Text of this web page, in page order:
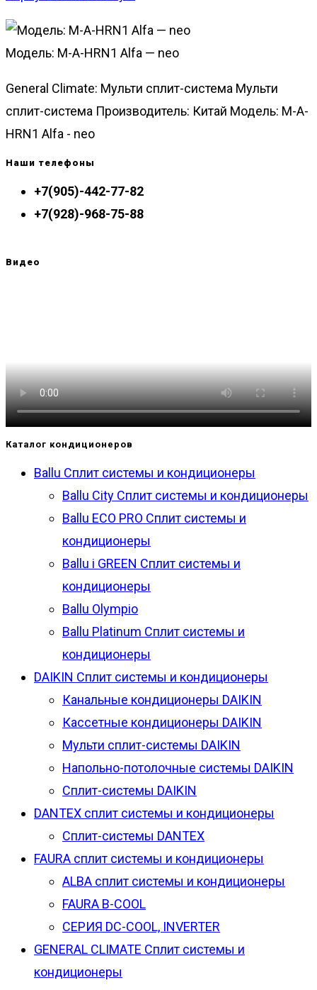
Модель: M-A-HRN1 Аlfa — neo
General Climate: Мульти сплит-система Мульти
сплит-система Производитель: Китай Модель: M-A-
HRN1 Аlfa - neo
Наши телефоны
+7(905)-442-77-82
+7(928)-968-75-88
Видео
Каталог кондиционеров
Ballu Сплит системы и кондиционеры
Ballu City Сплит системы и кондиционеры
Ballu ECO PRO Сплит системы и
кондиционеры
Ballu i GREEN Сплит системы и
кондиционеры
Ballu Olympio
Ballu Platinum Сплит системы и
кондиционеры
DAIKIN Сплит системы и кондиционеры
Канальные кондиционеры DAIKIN
Кассетные кондиционеры DAIKIN
Мульти сплит-системы DAIKIN
Напольно-потолочные системы DAIKIN
Сплит-системы DAIKIN
DANTEX сплит системы и кондиционеры
Сплит-системы DANTEX
FAURA сплит системы и кондиционеры
ALBA сплит системы и кондиционеры
FAURA B-COOL
СЕРИЯ DC-COOL, INVERTER
GENERAL CLIMATE Сплит системы и
кондиционеры